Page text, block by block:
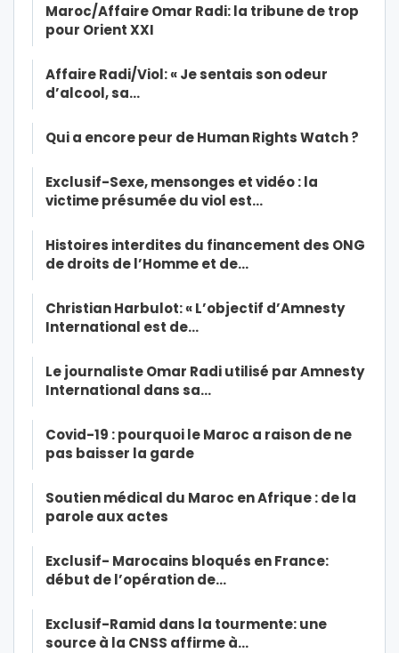
Maroc/Affaire Omar Radi: la tribune de trop
pour Orient XXI
Affaire Radi/Viol: « Je sentais son odeur
d’alcool, sa…
Qui a encore peur de Human Rights Watch ?
Exclusif-Sexe, mensonges et vidéo : la
victime présumée du viol est…
Histoires interdites du financement des ONG
de droits de l’Homme et de…
Christian Harbulot: « L’objectif d’Amnesty
International est de…
Le journaliste Omar Radi utilisé par Amnesty
International dans sa…
Covid-19 : pourquoi le Maroc a raison de ne
pas baisser la garde
Soutien médical du Maroc en Afrique : de la
parole aux actes
Exclusif- Marocains bloqués en France:
début de l’opération de…
Exclusif-Ramid dans la tourmente: une
source à la CNSS affirme à…